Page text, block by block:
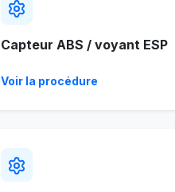
Capteur ABS / voyant ESP
Voir la procédure